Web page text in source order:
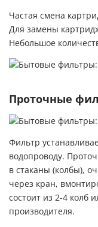
Частая смена
Для замены
Небольшое
Проточные
Фильтр
водопроводу.
в стаканы (колбы),
через кран,
состоит из 2-4 колб
производителя.